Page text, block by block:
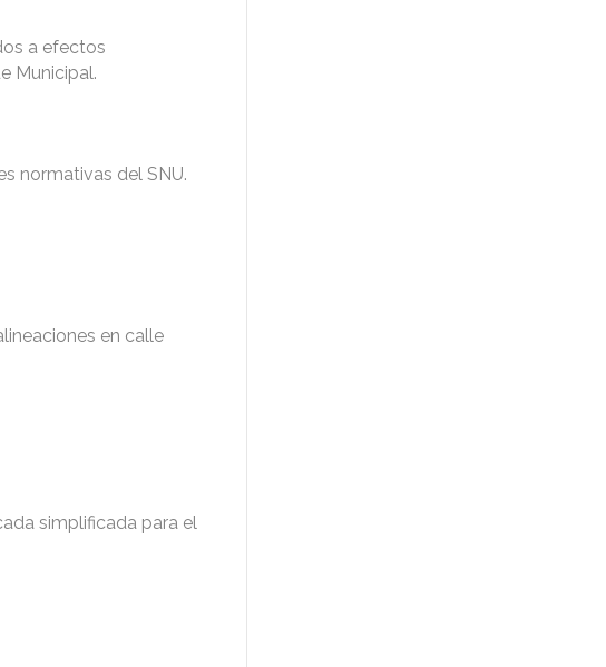
a efectos
Municipal.
normativas del SNU.
en calle
simplificada para el